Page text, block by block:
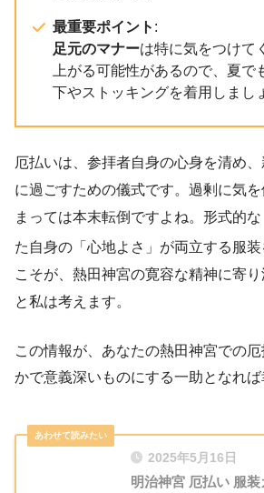
最重要ポイント :
足元のマナーは特に気をつけて
上がる可能性があるので、夏で
下やストッキングを着用しまし
厄払いは、参拝者自身の心身を清め
に過ごすための儀式です。過剰に気
まっては本末転倒ですよね。形式的
た自身の「心地よさ」が両立する服装
こそが、熱田神宮の寛容な精神に寄
と私は考えます。
この情報が、あなたの熱田神宮での
かで意義深いものにする一助となれば
2025年5月16日
明治神宮 厄払い 服